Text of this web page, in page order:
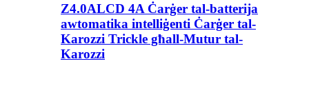
Z4.0ALCD 4A Ċarġer tal-batterija
awtomatika intelliġenti Ċarġer tal-
Karozzi Trickle għall-Mutur tal-
Karozzi